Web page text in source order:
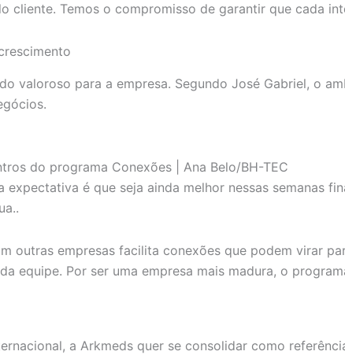
cliente. Temos o compromisso de garantir que cada
valoroso para a empresa. Segundo José Gabriel, o
do programa Conexões | Ana Belo/BH-TEC
expectativa é que seja ainda melhor nessas semanas
outras empresas facilita conexões que podem virar
equipe. Por ser uma empresa mais madura, o
a Arkmeds quer se consolidar como